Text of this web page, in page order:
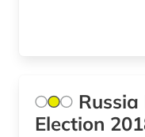
Election